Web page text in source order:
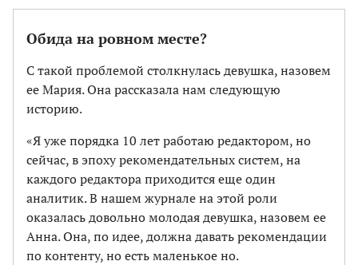
Обида на ровном месте?
С такой проблемой столкнулась девушка, назовем
ее Мария. Она рассказала нам следующую
историю.
«Я уже порядка 10 лет работаю редактором, но
сейчас, в эпоху рекомендательных систем, на
каждого редактора приходится еще один
аналитик. В нашем журнале на этой роли
оказалась довольно молодая девушка, назовем ее
Анна. Она, по идее, должна давать рекомендации
по контенту, но есть маленькое но.